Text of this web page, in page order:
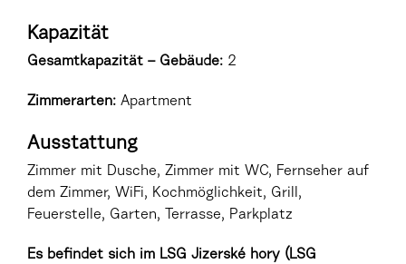
Kapazität
Gesamtkapazität – Gebäude: 2
Zimmerarten: Apartment
Ausstattung
Zimmer mit Dusche, Zimmer mit WC, Fernseher auf
dem Zimmer, WiFi, Kochmöglichkeit, Grill,
Feuerstelle, Garten, Terrasse, Parkplatz
Es befindet sich im LSG Jizerské hory (LSG